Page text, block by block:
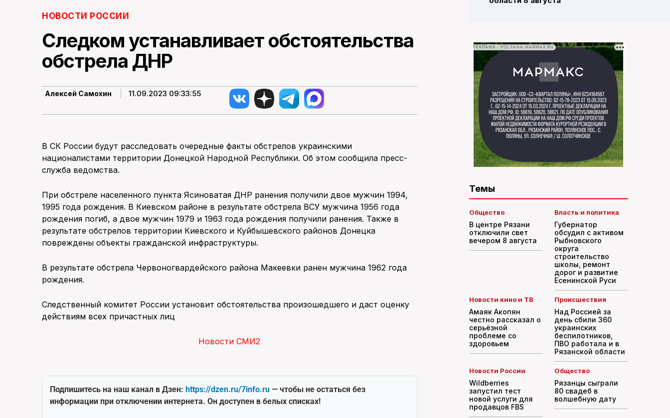
НОВОСТИ РОССИИ
Следком устанавливает обстоятельства
обстрела ДНР
Алексей Самохин 11.09.2023 09:33:55
В СК России будут расследовать очередные факты обстрелов украинскими
националистами территории Донецкой Народной Республики. Об этом сообщила пресс-
служба ведомства.
При обстреле населенного пункта Ясиноватая ДНР ранения получили двое мужчин 1994,
1995 года рождения. В Киевском районе в результате обстрела ВСУ мужчина 1956 года
рождения погиб, а двое мужчин 1979 и 1963 года рождения получили ранения. Также в
результате обстрелов территории Киевского и Куйбышевского районов Донецка
повреждены объекты гражданской инфраструктуры.
В результате обстрела Червоногвардейского района Макеевки ранен мужчина 1962 года
рождения.
Следственный комитет России установит обстоятельства произошедшего и даст оценку
действиям всех причастных лиц
Новости СМИ2
Подпишитесь на наш канал в Дзен: https://dzen.ru/7info.ru — чтобы не остаться без
информации при отключении интернета. Он доступен в белых списках!
РЕКЛАМА • POLYANA.MARMAX.RU
Темы
Общество
В центре Рязани
отключили свет
вечером 8 августа
Власть и политика
Губернатор
обсудил с активом
Рыбновского
округа
строительство
школы, ремонт
дорог и развитие
Есенинской Руси
Новости кино и ТВ
Амаяк Акопян
честно рассказал о
серьёзной
проблеме со
здоровьем
Происшествия
Над Россией за
день сбили 360
украинских
беспилотников,
ПВО работала и в
Рязанской области
Новости России
Wildberries
запустил тест
новой услуги для
продавцов FBS
Общество
Рязанцы сыграли
80 свадеб в
волшебную дату